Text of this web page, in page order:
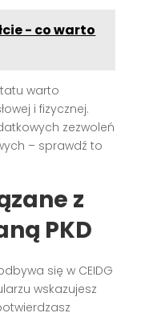
- co warto
warto
i fizycznej.
zezwoleń
– sprawdź to
z
PKD
się w CEIDG
wskazujesz